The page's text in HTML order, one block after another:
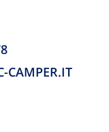
CAMPER.IT